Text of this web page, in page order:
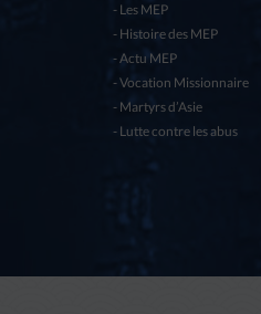
Les MEP
Histoire des MEP
Actu MEP
Vocation Missionnaire
Martyrs d’Asie
Lutte contre les abus